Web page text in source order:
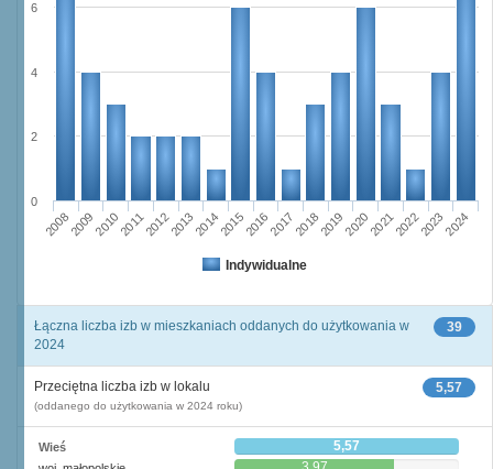
Indywidualne
20082009201020112012201320142015201620172018201920202021202220232024
0
2
4
6
39
Łączna liczba izb w mieszkaniach oddanych do użytkowania w
2024
5,57
Przeciętna liczba izb w lokalu
(oddanego do użytkowania w 2024 roku)
Wieś 5,57